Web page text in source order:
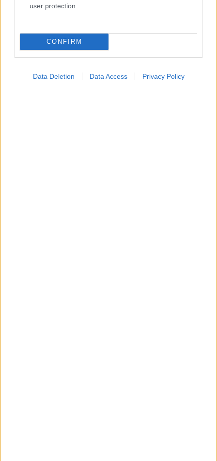
user protection.
CONFIRM
Data Deletion Data Access Privacy Policy
Ο καλός ύπνος μπορεί να συμβάλλει στην καλή
σχολική επίδοση των εφήβων